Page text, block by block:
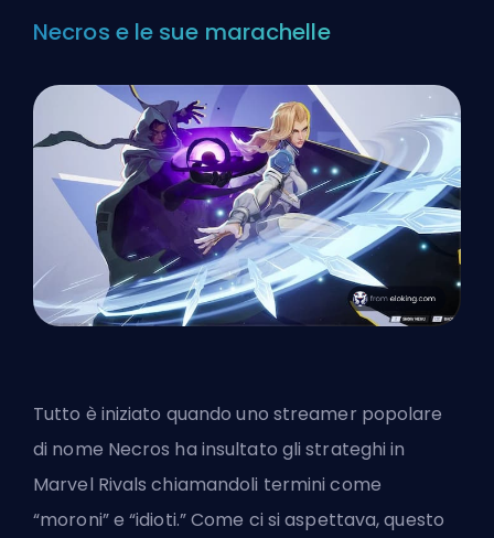
Necros e le sue marachelle
Tutto è iniziato quando uno streamer popolare
di nome Necros ha insultato gli strateghi in
Marvel Rivals chiamandoli termini come
“moroni” e “idioti.” Come ci si aspettava, questo